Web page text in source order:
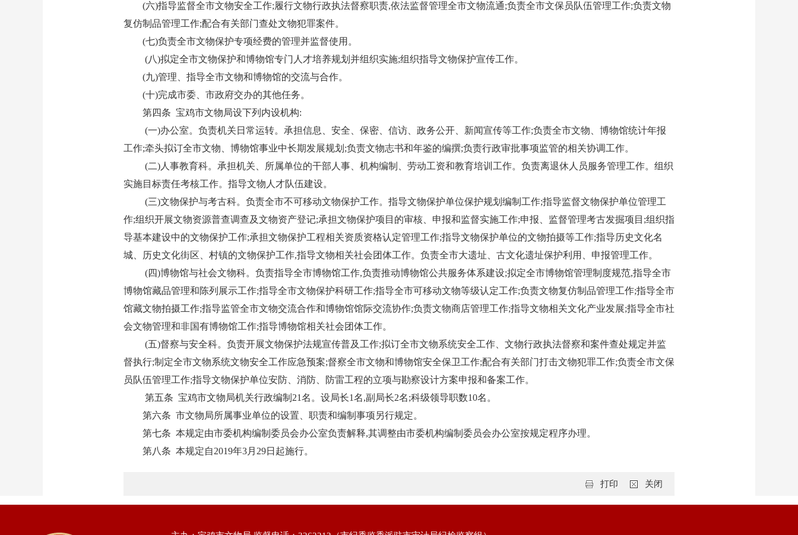
(六)指导监督全市文物安全工作;履行文物行政执法督察职责,依法监督管理全市文物流通;负责全市文保员队伍管理工作;负责文物
复仿制品管理工作;配合有关部门查处文物犯罪案件。
(七)负责全市文物保护专项经费的管理并监督使用。
(八)拟定全市文物保护和博物馆专门人才培养规划并组织实施;组织指导文物保护宣传工作。
(九)管理、指导全市文物和博物馆的交流与合作。
(十)完成市委、市政府交办的其他任务。
第四条 宝鸡市文物局设下列内设机构:
(一)办公室。负责机关日常运转。承担信息、安全、保密、信访、政务公开、新闻宣传等工作;负责全市文物、博物馆统计年报
工作;牵头拟订全市文物、博物馆事业中长期发展规划;负责文物志书和年鉴的编撰;负责行政审批事项监管的相关协调工作。
(二)人事教育科。承担机关、所属单位的干部人事、机构编制、劳动工资和教育培训工作。负责离退休人员服务管理工作。组织
实施目标责任考核工作。指导文物人才队伍建设。
(三)文物保护与考古科。负责全市不可移动文物保护工作。指导文物保护单位保护规划编制工作;指导监督文物保护单位管理工
作;组织开展文物资源普查调查及文物资产登记;承担文物保护项目的审核、申报和监督实施工作;申报、监督管理考古发掘项目;组织指
导基本建设中的文物保护工作;承担文物保护工程相关资质资格认定管理工作;指导文物保护单位的文物拍摄等工作;指导历史文化名
城、历史文化街区、村镇的文物保护工作,指导文物相关社会团体工作。负责全市大遗址、古文化遗址保护利用、申报管理工作。
(四)博物馆与社会文物科。负责指导全市博物馆工作,负责推动博物馆公共服务体系建设;拟定全市博物馆管理制度规范,指导全市
博物馆藏品管理和陈列展示工作;指导全市文物保护科研工作;指导全市可移动文物等级认定工作;负责文物复仿制品管理工作;指导全市
馆藏文物拍摄工作;指导监管全市文物交流合作和博物馆馆际交流协作;负责文物商店管理工作;指导文物相关文化产业发展;指导全市社
会文物管理和非国有博物馆工作;指导博物馆相关社会团体工作。
(五)督察与安全科。负责开展文物保护法规宣传普及工作;拟订全市文物系统安全工作、文物行政执法督察和案件查处规定并监
督执行;制定全市文物系统文物安全工作应急预案;督察全市文物和博物馆安全保卫工作;配合有关部门打击文物犯罪工作;负责全市文保
员队伍管理工作;指导文物保护单位安防、消防、防雷工程的立项与勘察设计方案申报和备案工作。
第五条 宝鸡市文物局机关行政编制21名。设局长1名,副局长2名;科级领导职数10名。
第六条 市文物局所属事业单位的设置、职责和编制事项另行规定。
第七条 本规定由市委机构编制委员会办公室负责解释,其调整由市委机构编制委员会办公室按规定程序办理。
第八条 本规定自2019年3月29日起施行。
关闭
打印